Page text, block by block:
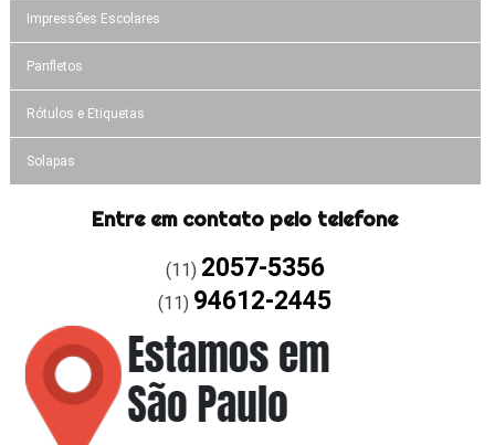
Impressões Escolares
Panfletos
Rótulos e Etiquetas
Solapas
Entre em contato pelo telefone
(11) 2057-5356
(11) 94612-2445